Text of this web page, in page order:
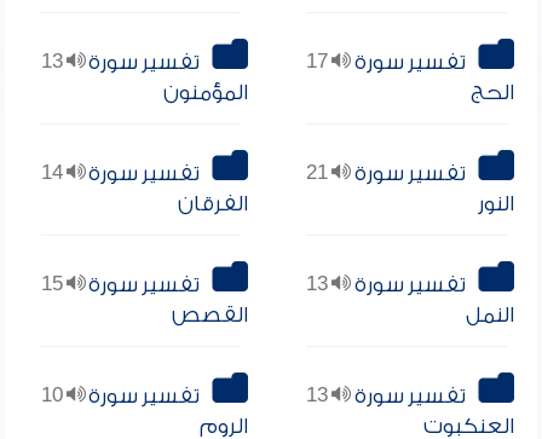
17
تفسير سورة
الحج
13
تفسير سورة
المؤمنون
21
تفسير سورة
النور
14
تفسير سورة
الفرقان
13
تفسير سورة
النمل
15
تفسير سورة
القصص
13
تفسير سورة
العنكبوت
10
تفسير سورة
الروم